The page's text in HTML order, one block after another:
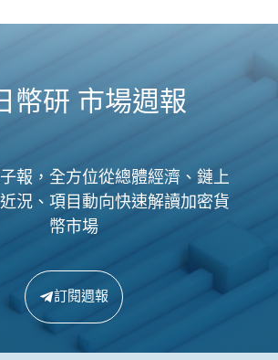
幣研 市場週報
報，全方位從總體經濟、鏈上
況、項目動向快速解讀加密貨
幣市場
訂閱週報